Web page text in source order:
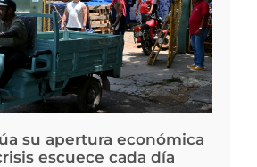
su apertura económica
escuece cada día